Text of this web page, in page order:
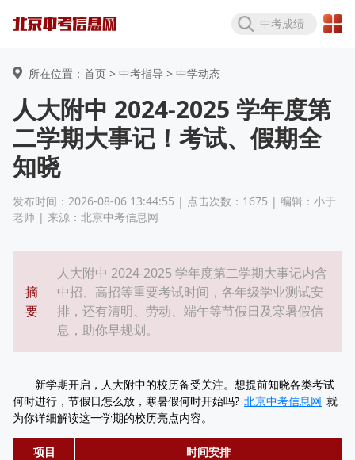
中考成绩
所在位置：首页 > 中考指导 > 中学动态
人大附中 2024-2025 学年度第
二学期大事记！考试、假期全
知晓
发布时间：2026-08-06 13:44:55 | 点击次数：1675 | 编辑：小于
老师 | 来源：北京中考信息网
摘
要
人大附中 2024-2025 学年度第二学期大事记内含
中招、高招等重要考试时间，各年级学业测试安
排，还有清明、劳动、端午等节假日及寒暑假信
息，助你早规划。
新学期开启，人大附中的校历备受关注。想提前知晓各类考试
何时进行，节假日怎么放，寒暑假何时开始吗? 北京中考信息网 就
为你详细解读这一学期的校历亮点内容。
项目 时间安排